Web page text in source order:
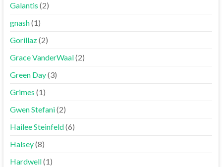
Galantis (2)
gnash(1)
Gorillaz(2)
Grace VanderWaal(2)
Green Day(3)
Grimes (1)
Gwen Stefani(2)
Hailee Steinfeld(6)
Halsey(8)
Hardwell(1)